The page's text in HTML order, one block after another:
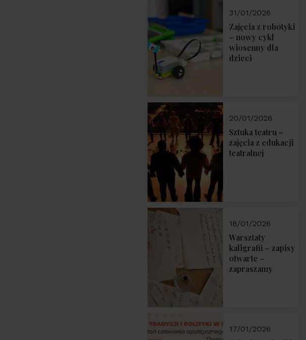
31/01/2026
Zajęcia z robotyki
– nowy cykl
wiosenny dla
dzieci
20/01/2026
Sztuka teatru –
zajęcia z edukacji
teatralnej
18/01/2026
Warsztaty
kaligrafii – zapisy
otwarte –
zapraszamy
17/01/2026